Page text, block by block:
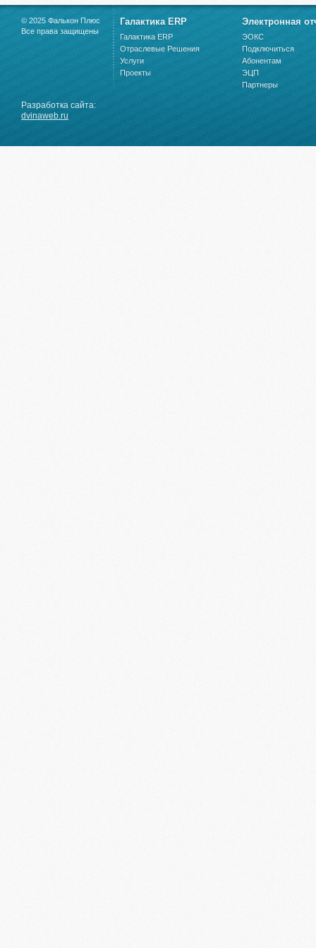
© 2025 Фалькон Плюс
Все права защищены
Разработка сайта:
dvinaweb.ru
Галактика ERP
Галактика ERP
Отраслевые Решения
Услуги
Проекты
Электронная
ЭОКС
Подключиться
Абонентам
ЭЦП
Партнеры